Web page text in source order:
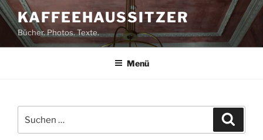
Zum
Inhalt
springen
KAFFEEHAUSSITZER
Bücher. Photos. Texte.
Menü
nach: